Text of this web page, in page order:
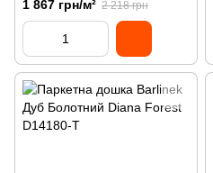
1 867 грн/м² 2 218 грн